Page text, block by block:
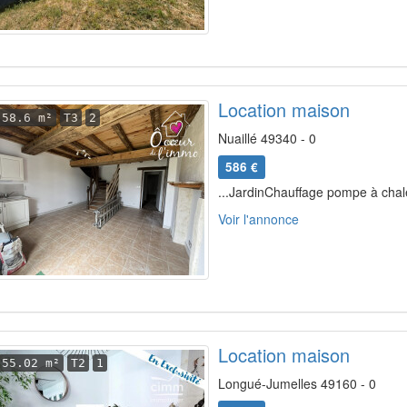
58.6 m² T3 2 Location maison
Nuaillé 49340 - 0
586 €
...JardinChauffage pompe à
Voir l'annonce
55.02 m² T2 1 Location maison
Longué-Jumelles 49160 - 0